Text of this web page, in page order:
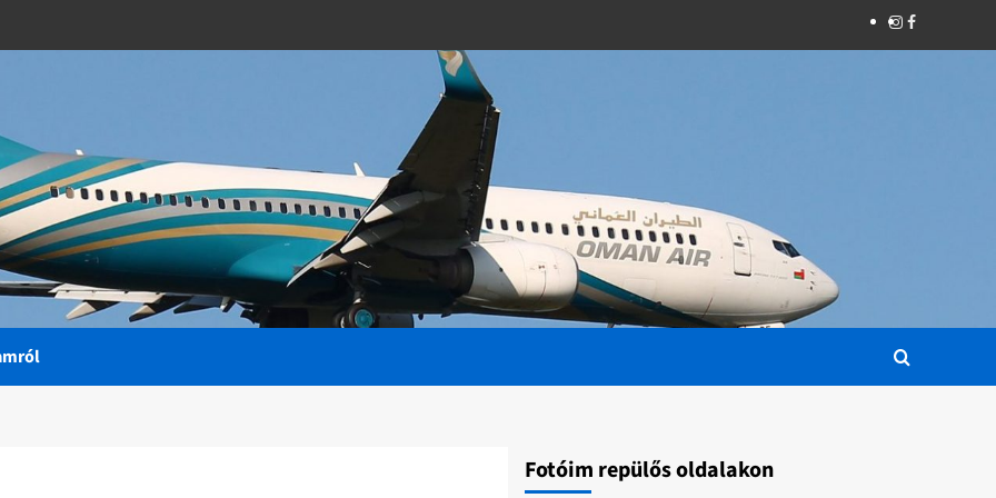
Instagram
Facebook
Fotóim repülős oldalakon